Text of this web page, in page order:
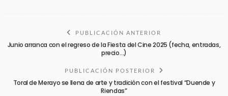
PUBLICACIÓN ANTERIOR
Junio arranca con el regreso de la Fiesta del Cine 2025 (fecha, entradas,
precio…)
PUBLICACIÓN POSTERIOR
Toral de Merayo se llena de arte y tradición con el festival “Duende y
Riendas”